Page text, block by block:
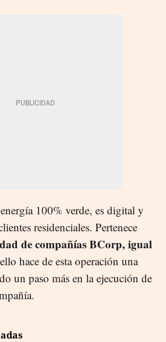
100% verde, es digital y
residenciales. Pertenece
de compañías BCorp, igual
hace de esta operación una
un paso más en la ejecución de